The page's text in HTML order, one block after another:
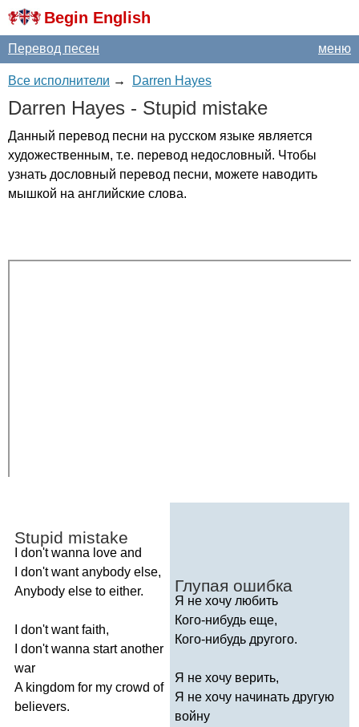
Begin English
меню
Перевод песен
Все исполнители → Darren Hayes
Darren Hayes - Stupid mistake
Данный перевод песни на русском языке является
художественным, т.е. перевод недословный. Чтобы
узнать дословный перевод песни, можете наводить
мышкой на английские слова.
Stupid mistake
don't wanna love and
don't want anybody else,
Anybody else to either.
don't want faith,
don't wanna start another
war
A kingdom for my crowd of
believers.
Глупая ошибка
Я не хочу любить
Кого-нибудь еще,
Кого-нибудь другого.
Я не хочу верить,
Я не хочу начинать другую
войну